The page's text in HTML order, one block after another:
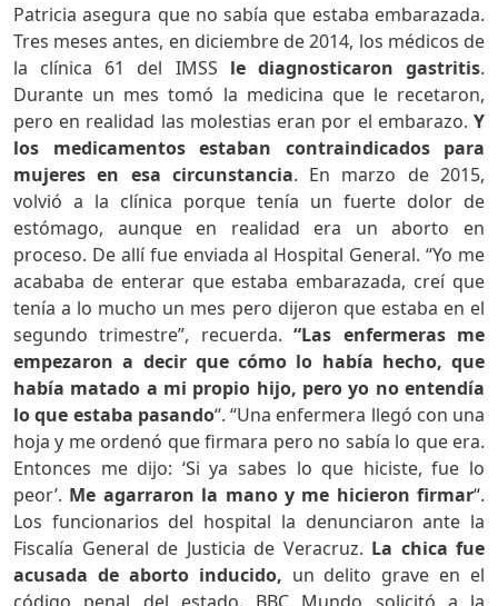
Patricia asegura que no sabía que estaba embarazada.
Tres meses antes, en diciembre de 2014, los médicos de
la clínica 61 del IMSS le diagnosticaron gastritis.
Durante un mes tomó la medicina que le recetaron,
pero en realidad las molestias eran por el embarazo. Y
los medicamentos estaban contraindicados para
mujeres en esa circunstancia. En marzo de 2015,
volvió a la clínica porque tenía un fuerte dolor de
estómago, aunque en realidad era un aborto en
proceso. De allí fue enviada al Hospital General. “Yo me
acababa de enterar que estaba embarazada, creí que
tenía a lo mucho un mes pero dijeron que estaba en el
segundo trimestre”, recuerda.“Las enfermeras me
empezaron a decir que cómo lo había hecho, que
había matado a mi propio hijo, pero yo no entendía
lo que estaba pasando“. “Una enfermera llegó con una
hoja y me ordenó que firmara pero no sabía lo que era.
Entonces me dijo: ‘Si ya sabes lo que hiciste, fue lo
peor’. Me agarraron la mano y me hicieron firmar“.
Los funcionarios del hospital la denunciaron ante la
Fiscalía General de Justicia de Veracruz. La chica fue
acusada de aborto inducido, un delito grave en el